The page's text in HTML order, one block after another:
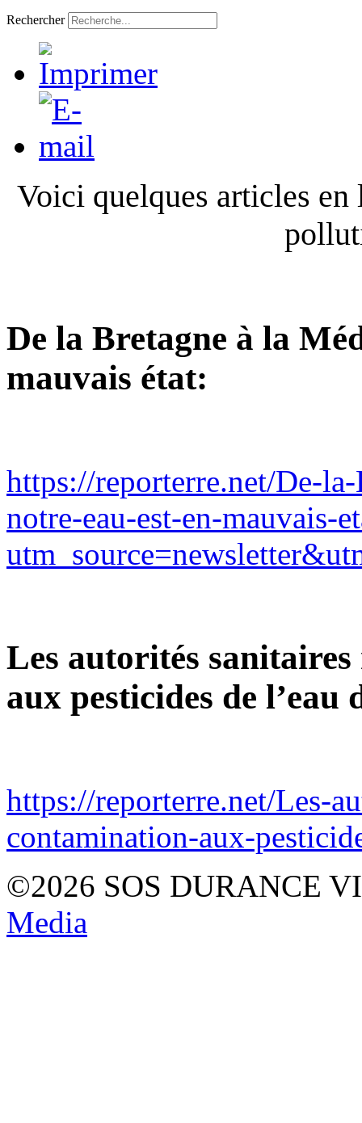
Rechercher
Voici quelques articles
De la Bretagne à la
mauvais état:
https://reporterre.net/De-
notre-eau-est-en-mauvais-
Les autorités
aux pesticides de l’eau
https://reporterre.net/Les-
contamination-aux-
©2026 SOS DURANCE
Media